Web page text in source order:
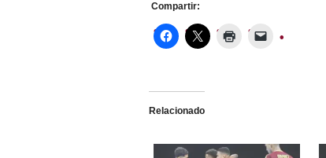
Compartir:
Relacionado